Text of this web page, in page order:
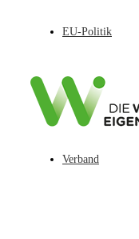
EU-Politik
Verband